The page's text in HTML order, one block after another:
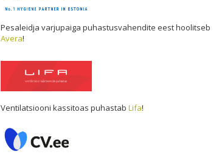
Pesaleidja varjupaiga puhastusvahendite eest hoolitseb
Avera!
Ventilatsiooni kassitoas puhastab Lifa!